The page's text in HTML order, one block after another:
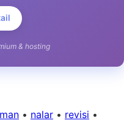
& hosting
• nalar • revisi •